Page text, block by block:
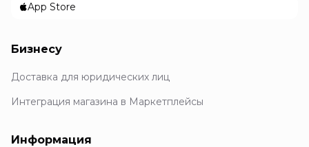
App Store
Бизнесу
Доставка для юридических лиц
Интеграция магазина в Маркетплейсы
Информация